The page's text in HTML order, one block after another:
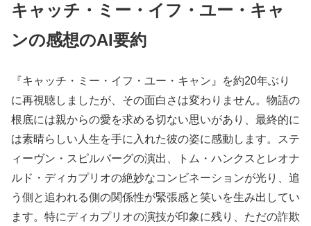
キャッチ・ミー・イフ・ユー・キャ
ンの感想のAI要約
『キャッチ・ミー・イフ・ユー・キャン』を約20年ぶり
に再視聴しましたが、その面白さは変わりません。物語の
根底には親からの愛を求める切ない思いがあり、最終的に
は素晴らしい人生を手に入れた彼の姿に感動します。ステ
ィーヴン・スピルバーグの演出、トム・ハンクスとレオナ
ルド・ディカプリオの絶妙なコンビネーションが光り、追
う側と追われる側の関係性が緊張感と笑いを生み出してい
ます。特にディカプリオの演技が印象に残り、ただの詐欺